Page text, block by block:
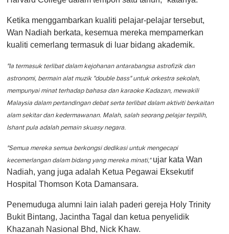
Ketika menggambarkan kualiti pelajar-pelajar tersebut,
Wan Nadiah berkata, kesemua mereka mempamerkan
kualiti cemerlang termasuk di luar bidang akademik.
"Ia termasuk terlibat dalam kejohanan antarabangsa astrofizik dan
astronomi, bermain alat muzik "double bass" untuk orkestra sekolah,
mempunyai minat terhadap bahasa dan karaoke Kadazan, mewakili
Malaysia dalam pertandingan debat serta terlibat dalam aktiviti berkaitan
alam sekitar dan kedermawanan. Malah, salah seorang pelajar terpilih,
Ishant pula adalah pemain skuasy negara.
"Semua mereka semua berkongsi dedikasi untuk mengecapi
kecemerlangan dalam bidang yang mereka minati,"ujar kata Wan
Nadiah, yang juga adalah Ketua Pegawai Eksekutif
Hospital Thomson Kota Damansara.
Penemuduga alumni lain ialah paderi gereja Holy Trinity
Bukit Bintang, Jacintha Tagal dan ketua penyelidik
Khazanah Nasional Bhd, Nick Khaw.